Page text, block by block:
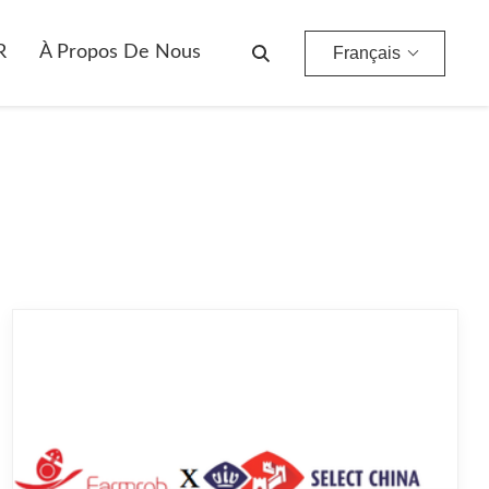
À Propos De Nous Français